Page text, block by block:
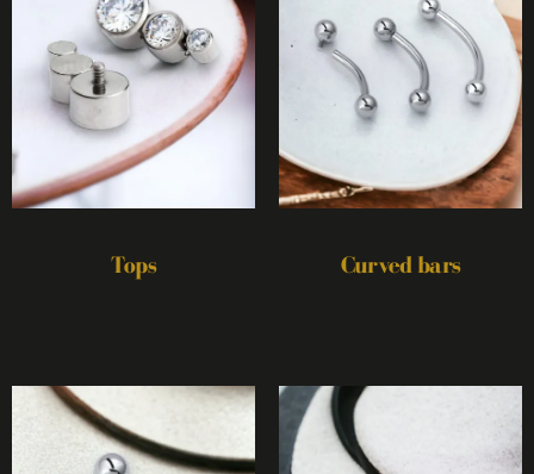
Tops Curved bars